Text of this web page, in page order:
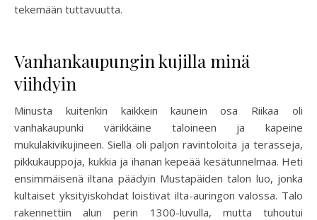
tekemään tuttavuutta.
Vanhankaupungin kujilla minä
viihdyin
Minusta kuitenkin kaikkein kaunein osa Riikaa oli
vanhakaupunki värikkäine taloineen ja kapeine
mukulakivikujineen. Siellä oli paljon ravintoloita ja terasseja,
pikkukauppoja, kukkia ja ihanan kepeää kesätunnelmaa. Heti
ensimmäisenä iltana päädyin Mustapäiden talon luo, jonka
kultaiset yksityiskohdat loistivat ilta-auringon valossa. Talo
rakennettiin alun perin 1300-luvulla, mutta tuhoutui